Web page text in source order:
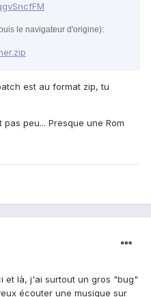
le navigateur d'origine):
est au format zip, tu
peu... Presque une Rom
et là, j'ai surtout un gros "bug"
écouter une musique sur